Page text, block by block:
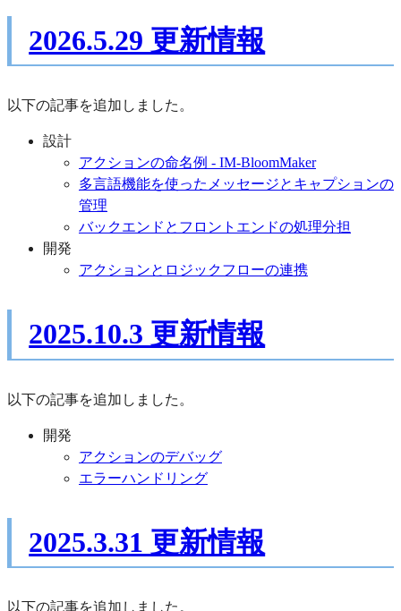
2026.5.29 更新情報
以下の記事を追加しました。
設計
アクションの命名例 - IM-BloomMaker
多言語機能を使ったメッセージとキャプションの
管理
バックエンドとフロントエンドの処理分担
開発
アクションとロジックフローの連携
2025.10.3 更新情報
以下の記事を追加しました。
開発
アクションのデバッグ
エラーハンドリング
2025.3.31 更新情報
以下の記事を追加しました。